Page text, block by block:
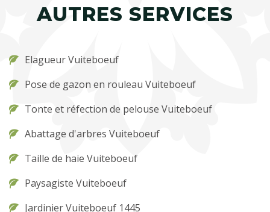
AUTRES SERVICES
Elagueur Vuiteboeuf
Pose de gazon en rouleau Vuiteboeuf
Tonte et réfection de pelouse Vuiteboeuf
Abattage d'arbres Vuiteboeuf
Taille de haie Vuiteboeuf
Paysagiste Vuiteboeuf
Jardinier Vuiteboeuf 1445